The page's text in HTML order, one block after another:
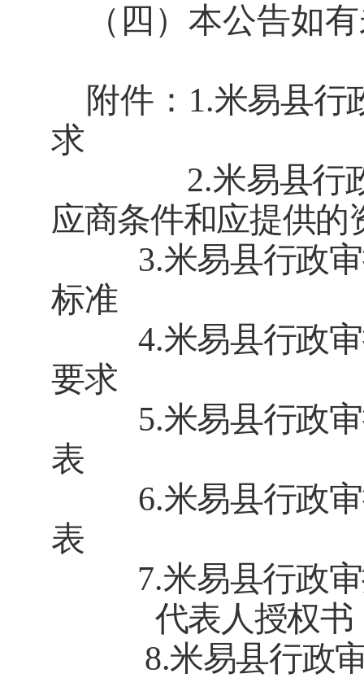
（四） 本公告如
附件： 1.米易县行
求
2.米易县行
应商条件和应提供的
3.米易县行政
标准
4.米易县行政
要求
5.米易县行政
表
6.米易县行政
表
7.米易县行政
代表人授权书
8.米易县行政